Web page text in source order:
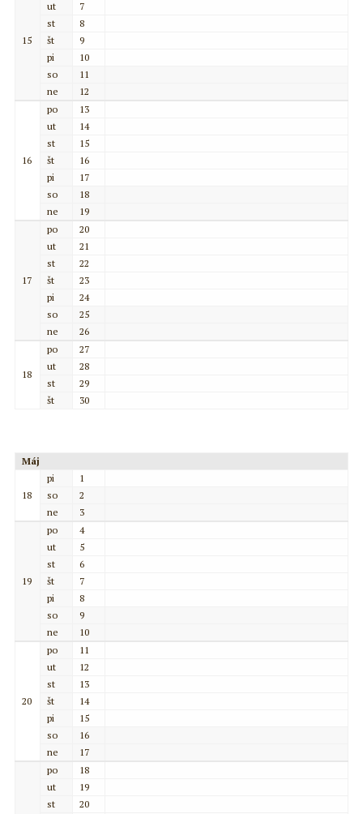
15
ut
7
st
8
št
9
pi
10
so
11
ne
12
16
po
13
ut
14
st
15
št
16
pi
17
so
18
ne
19
17
po
20
ut
21
st
22
št
23
pi
24
so
25
ne
26
18
po
27
ut
28
st
29
št
30
Máj
18
pi
1
so
2
ne
3
19
po
4
ut
5
st
6
št
7
pi
8
so
9
ne
10
20
po
11
ut
12
st
13
št
14
pi
15
so
16
ne
17
po
18
ut
19
st
20